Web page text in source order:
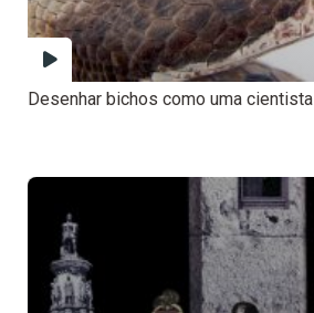
Desenhar bichos como uma cientista